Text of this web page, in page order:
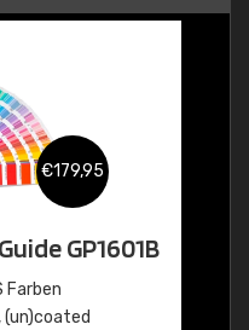
€179,95
GP1601B
Farben
(un)coated